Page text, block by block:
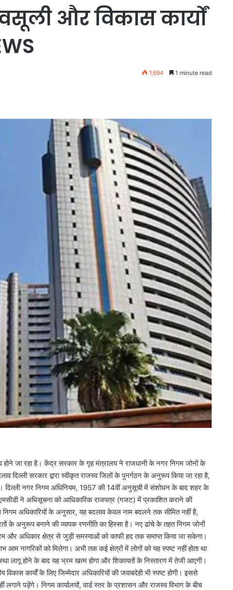
और विकास कार्यों
1,694 1 minute read
जा रहा है। केंद्र सरकार के गृह मंत्रालय ने राजधानी के नगर निगम जोनों के
सरकार द्वारा स्वीकृत राजस्व जिलों के पुनर्गठन के अनुरूप किया जा रहा है,
दिल्ली नगर निगम अधिनियम, 1957 की 14वीं अनुसूची में संशोधन के बाद शहर के
ने अधिसूचना को आधिकारिक राजपत्र (गजट) में प्रकाशित कराने की
अधिकारियों के अनुसार, यह बदलाव केवल नाम बदलने तक सीमित नहीं है,
के अनुरूप बनाने की व्यापक रणनीति का हिस्सा है। नए ढांचे के तहत निगम जोनों
और अधिकार क्षेत्र से जुड़ी समस्याओं को काफी हद तक समाप्त किया जा सकेगा।
आम नागरिकों को मिलेगा। अभी तक कई क्षेत्रों में लोगों को यह स्पष्ट नहीं होता था
लागू होने के बाद यह भ्रम खत्म होगा और शिकायतों के निस्तारण में तेजी आएगी।
कार्यों के लिए जिम्मेदार अधिकारियों की जवाबदेही भी स्पष्ट होगी। इससे
लगाने पड़ेंगे। निगम कार्यालयों, वार्ड स्तर के प्रशासन और राजस्व विभाग के बीच